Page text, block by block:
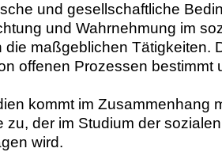
und gesellschaftliche
und Wahrnehmung im
die maßgeblichen Tätigkeiten.
offenen Prozessen bestimmt
kommt im Zusammenhang
zu, der im Studium der
wird.